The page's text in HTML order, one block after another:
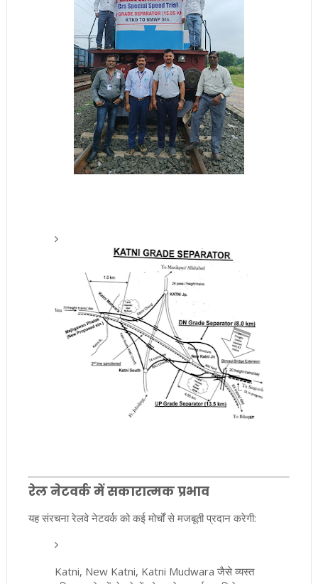
रेल नेटवर्क में सकारात्मक प्रभाव
यह संरचना रेलवे नेटवर्क को कई मोर्चों से मजबूती प्रदान करेगी:
Katni, New Katni, Katni Mudwara जैसे व्यस्त